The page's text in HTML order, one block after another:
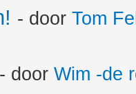
- door Tom
- door Wim -de